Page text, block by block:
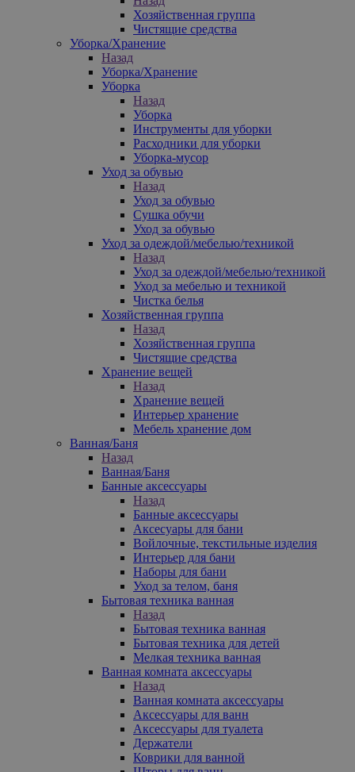
Хозяйственная группа
Чистящие средства
Уборка/Хранение
Назад
Уборка/Хранение
Уборка
Назад
Уборка
Инструменты для уборки
Расходники для уборки
Уборка-мусор
Уход за обувью
Назад
Уход за обувью
Сушка обучи
Уход за обувью
Уход за одеждой/мебелью/техникой
Назад
Уход за одеждой/мебелью/техникой
Уход за мебелью и техникой
Чистка белья
Хозяйственная группа
Назад
Хозяйственная группа
Чистящие средства
Хранение вещей
Назад
Хранение вещей
Интерьер хранение
Мебель хранение дом
Ванная/Баня
Назад
Ванная/Баня
Банные аксессуары
Назад
Банные аксессуары
Аксесуары для бани
Войлочные, текстильные изделия
Интерьер для бани
Наборы для бани
Уход за телом, баня
Бытовая техника ванная
Назад
Бытовая техника ванная
Бытовая техника для детей
Мелкая техника ванная
Ванная комната аксессуары
Назад
Ванная комната аксессуары
Аксессуары для ванн
Аксессуары для туалета
Держатели
Коврики для ванной